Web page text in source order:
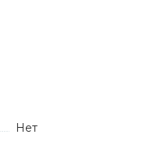
Нет